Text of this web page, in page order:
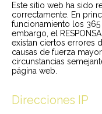
Este sitio web ha sido
correctamente. En
funcionamiento los 365
embargo, el
existan ciertos errores
causas de fuerza
circunstancias
página web.
Direcciones IP